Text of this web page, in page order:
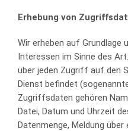
Erhebung von
Wir erheben auf Grundlage
Interessen im Sinne des
über jeden Zugriff auf den
Dienst befindet
Zugriffsdaten gehören
Datei, Datum und Uhrzeit
Datenmenge, Meldung